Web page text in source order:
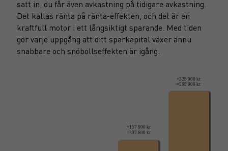
satt in, du får även avkastning på tidigare avkastning.
Det kallas ränta på ränta-effekten, och det är en
kraftfull motor i ett långsiktigt sparande. Med tiden
gör varje uppgång att ditt sparkapital växer ännu
snabbare och snöbollseffekten är igång.